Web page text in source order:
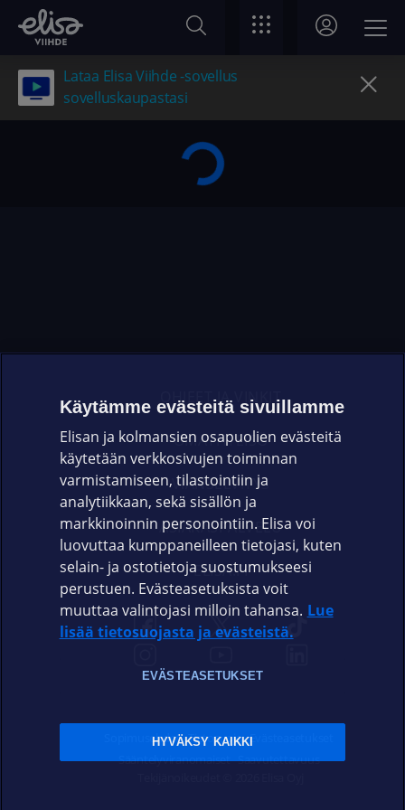
Lataa Elisa Viihde -sovellus
sovelluskaupastasi
OHJEET JA VINKIT
OMAYHTEISÖ
VIANSELVITYS
ASIAKASPALVELU
ELISA.FI
Sopimusehdot Tietosuoja Evästeasetukset
Sääntelyviranomaiset Saavutettavuus
Käytämme evästeitä sivuillamme
Elisan ja kolmansien osapuolien evästeitä
käytetään verkkosivujen toiminnan
varmistamiseen, tilastointiin ja
analytiikkaan, sekä sisällön ja
markkinoinnin personointiin. Elisa voi
luovuttaa kumppaneilleen tietojasi, kuten
selain- ja ostotietoja suostumukseesi
perustuen. Evästeasetuksista voit
muuttaa valintojasi milloin tahansa. Lue
lisää tietosuojasta ja evästeistä.
EVÄSTEASETUKSET
HYVÄKSY KAIKKI